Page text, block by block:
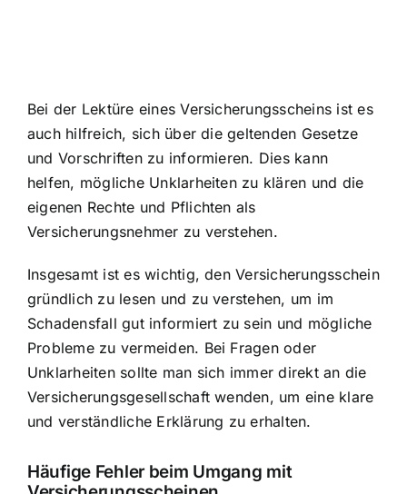
Bei der Lektüre eines Versicherungsscheins ist es
auch hilfreich, sich über die geltenden Gesetze
und Vorschriften zu informieren. Dies kann
helfen, mögliche Unklarheiten zu klären und die
eigenen Rechte und Pflichten als
Versicherungsnehmer zu verstehen.
Insgesamt ist es wichtig, den Versicherungsschein
gründlich zu lesen und zu verstehen, um im
Schadensfall gut informiert zu sein und mögliche
Probleme zu vermeiden. Bei Fragen oder
Unklarheiten sollte man sich immer direkt an die
Versicherungsgesellschaft wenden, um eine klare
und verständliche Erklärung zu erhalten.
Häufige Fehler beim Umgang mit